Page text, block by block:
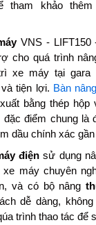
tham khảo
VNS -
cho quá trình
xe máy tại gara
tiện lợi. Bàn
bằng thép hộp
điểm chung là
dầu chính xác
điện sử dụng
máy chuyên
và có bộ nâng
dễ dàng,
trình thao tác để